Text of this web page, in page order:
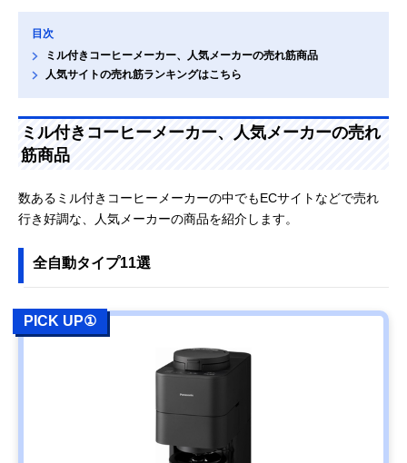
目次
ミル付きコーヒーメーカー、人気メーカーの売れ筋商品
人気サイトの売れ筋ランキングはこちら
ミル付きコーヒーメーカー、人気メーカーの売れ
筋商品
数あるミル付きコーヒーメーカーの中でもECサイトなどで売れ
行き好調な、人気メーカーの商品を紹介します。
全自動タイプ11選
PICK UP①